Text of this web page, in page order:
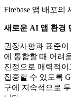
Firebase 앱 배포의
새로운 AI 앱 환경
권장사항과 표준
에 통합할 때 어려
진정으로 매력적
집중할 수 있도록
구에 지속적으로